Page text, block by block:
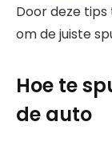
Door deze
om de juiste
Hoe te
de auto